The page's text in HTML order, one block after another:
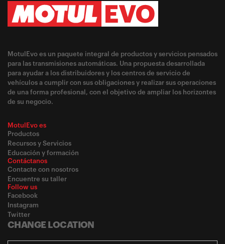
MotulEvo es un paquete integral de productos y servicios pensados
para las transmisiones automáticas. Una propuesta desarrollada
para ayudar a los distribuidores y los centros de servicio de
vehículos a cumplir con sus obligaciones y realizar sus operaciones
de una forma profesional, con el objetivo de ampliar los horizontes
de su negocio.
MotulEvo es
Productos
Recursos y Servicios
Educación y formación
Contáctanos
Contacte con nosotros
Encuentre su taller
Follow us
Facebook
Instagram
Twitter
CHANGE LOCATION